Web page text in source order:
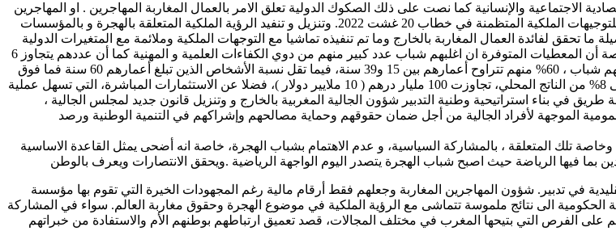
الاجتماعية والإنسانية كما نصت على ذلك الصكوك الدولية تعلق الامر بالعمال المغاربة المهاجرين . او المهاجرين
داخل الوطن ، فان المنظمة تخلد هذا اليوم تحت شعار ” من اجل التطبيق الحكومي الفعلي للتوجيهات الملكية المتظمنة في خطاب 20 غشت 2022. وتنزيل و تنفيد الرؤية الملكية المتعلقة بالهجرة و بالمؤسسات
تحقق لفائدة العمال المغاربة بالخارج وما تم تنفيذه تماشيا مع التوجهات الملكية وملائمة مع المتغيرات الدولية
خاصة بروز حركات معادية للمهاجرين ، و مع المتغيرات الديمغرافية للمهاجرين المغاربة خاصة أن المعطيات المتوفرة ان اغلبهم شباب عدد كبير منهم من دوي الكفاءات العلمية و المهنية كما أن عددهم يتجاوز 6
ملايين مغربي ومغربية. يتوزعون على 100 دولة. وهو ما يمثل 15% من سكان المغرب ، اغلبهم شباب ، 60% منهم تتراوح أعمارهم بين 15 و39 سنة، فيما تقل نسبة الأشخاص الذين تبلغ أعمارهم 60 سنة فما فوق
عن 4% ،. حسب اخر بحث للمندوبية السامية للتخطيط ، كما تصل حصة تحويلاتهم المالية إلى 8% من الناتج المحلي، تجاوزت 100 مليار درهم ( 10 ملايير دولار )، فضلا عن الاستثمارات المباشرة، التي تسهل عملية
بناء استراتيحية وطنية التدبير شؤون الجالية المغربية بالخارج و وتنزيل قانون جديد لمجلس الجالية ،
الموجهة لأفراد الجالية من أجل ضمان حقوقهم وحماية مصالحهم وإشراكهم في التنمية الوطنية ورصد
كما تظل الإشكالية الكبرى في عدم تنزيل الفصول 16و17و18 و30و163 من من دستور 2011 وخاصة تلك المتعلقة ، بالمشاركة السياسية، و عدم الاهتمام بشباب الهجرة، خاصة انه أضحى يمثل القاعدة الاساسية
فيها الرياضة حيث اصبح شباب الهجرة يتصدر اليوم الواجهة الرياضية .ويحقق الانتصارات ويعرف بالوطن
في تدبير. شؤون المهاجرين المغاربة وجعلهم فقط أرقام مالية رغم المجهودات الخيرة التي تقوم بها مؤسسة
الى نتائج ملموسة تتماشى مع الرؤية الملكية في موضوع الهجرة وحقوق مغاربة العالم. سواء في المشاركة
على الفرص التي بتيحها المغرب في مختلف المجالات، قصد تعميق ارتباطهم بوطنهم الأم والاستفادة من خبراتهم